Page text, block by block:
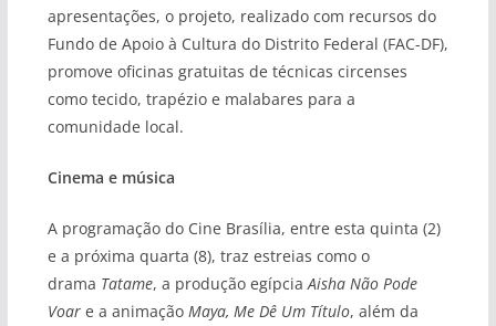
apresentações, o projeto, realizado com recursos do
Fundo de Apoio à Cultura do Distrito Federal (FAC-DF),
promove oficinas gratuitas de técnicas circenses
como tecido, trapézio e malabares para a
comunidade local.
Cinema e música
A programação do Cine Brasília, entre esta quinta (2)
e a próxima quarta (8), traz estreias como o
drama Tatame, a produção egípcia Aisha Não Pode
Voare a animação Maya, Me Dê Um Título, além da